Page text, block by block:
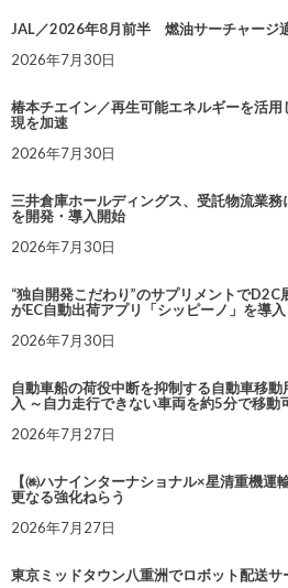
JAL／2026年8月前半 燃油サーチャージ
2026年7月30日
椿本チエイン／再生可能エネルギーを活
現を加速
2026年7月30日
三井倉庫ホールディングス、受託物流業務
を開発・導入開始
2026年7月30日
“独自開発こだわり”のサプリメントでD2C
がEC自動出荷アプリ「シッピーノ」を導入
2026年7月30日
自動車船の荷役中断を抑制する自動車移
入 ～自力走行できない車両を約5分で移動
2026年7月27日
【㈱ハナインターナショナル×星清重機運
更なる強化ねらう
2026年7月27日
東京ミッドタウン八重洲でロボット配送サ